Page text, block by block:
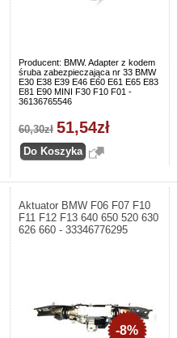
Producent: BMW. Adapter z kodem
śruba zabezpieczająca nr 33 BMW
E30 E38 E39 E46 E60 E61 E65 E83
E81 E90 MINI F30 F10 F01 -
36136765546
60,30zł 51,54zł
Aktuator BMW F06 F07 F10
F11 F12 F13 640 650 520 630
626 660 - 33346776295
-8%